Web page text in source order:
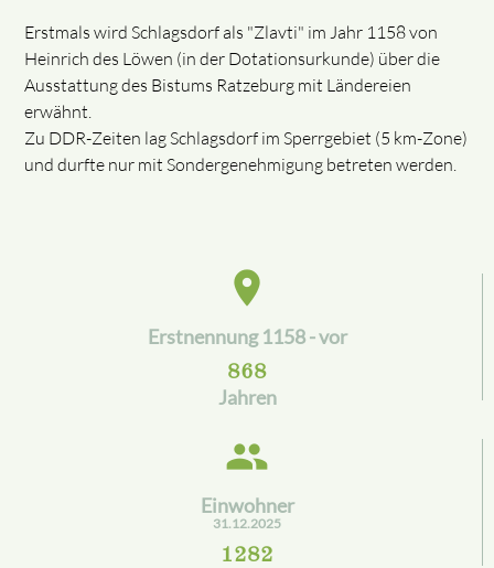
Erstmals wird Schlagsdorf als "Zlavti" im Jahr 1158 von
Heinrich des Löwen (in der Dotationsurkunde) über die
Ausstattung des Bistums Ratzeburg mit Ländereien
erwähnt.
Zu DDR-Zeiten lag Schlagsdorf im Sperrgebiet (5 km-Zone)
und durfte nur mit Sondergenehmigung betreten werden.
place
Erstnennung 1158 - vor
868
Jahren
people
Einwohner
31.12.2025
1282